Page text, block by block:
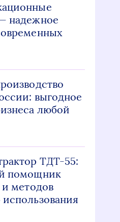
надежное
выгодное
любой
ТДТ-55:
помощник
и методов